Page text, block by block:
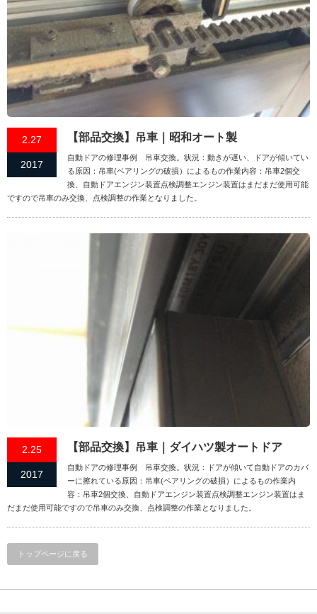
2.27
2017
【部品交換】吊車｜昭和オート製
自動ドアの修理事例 吊車交換。状況：動きが遅い、ドアが傾いてい
る原因：吊車(ベアリングの破損）によるもの作業内容：吊車2個交
換、自動ドアエンジン装置点検調整エンジン装置はまだまだ使用可能
ですので吊車のみ交換、点検調整の作業となりました。
2.25
2017
【部品交換】吊車｜ダイハツ製オートドア
自動ドアの修理事例 吊車交換。状況：ドアが傾いて自動ドアのカバ
ーに擦れている原因：吊車(ベアリングの破損）によるもの作業内
容：吊車2個交換、自動ドアエンジン装置点検調整エンジン装置はま
だまだ使用可能ですので吊車のみ交換、点検調整の作業となりました。
トップページに戻る